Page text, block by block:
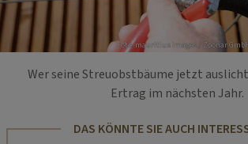
Foto: mauritius images / Zoonar
Wer seine Streuobstbäume jetzt
Ertrag im nächsten Jahr.
DAS KÖNNTE SIE AUCH